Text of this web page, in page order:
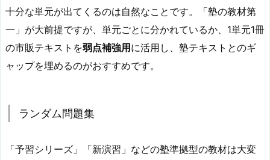
十分な単元が出てくるのは自然なことです。「塾の教材第
一」が大前提ですが、単元ごとに分かれているか、1単元1冊
の市販テキストを弱点補強用に活用し、塾テキストとのギ
ャップを埋めるのがおすすめです。
ランダム問題集
「予習シリーズ」「新演習」などの塾準拠型の教材は大変